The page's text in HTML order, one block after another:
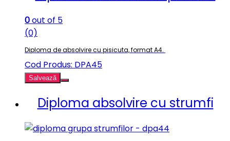
0out of 5
(0)
Diploma de absolvire cu pisicuta, format A4.
Cod Produs: DPA45
Salvează
Diploma absolvire cu strumfi